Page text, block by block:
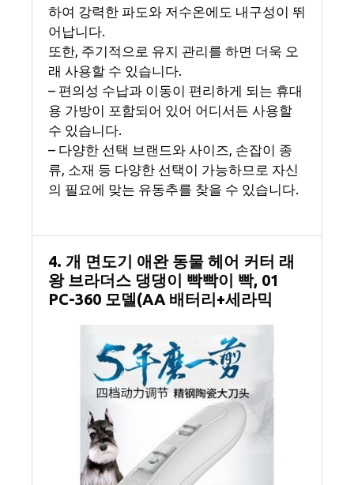
하여 강력한 파도와 저수온에도 내구성이 뛰
어납니다.
또한, 주기적으로 유지 관리를 하면 더욱 오
래 사용할 수 있습니다.
– 편의성 수납과 이동이 편리하게 되는 휴대
용 가방이 포함되어 있어 어디서든 사용할
수 있습니다.
– 다양한 선택 브랜드와 사이즈, 손잡이 종
류, 소재 등 다양한 선택이 가능하므로 자신
의 필요에 맞는 유동추를 찾을 수 있습니다.
4. 개 면도기 애완 동물 헤어 커터 래
왕 브라더스 댕댕이 빡빡이 빡, 01
PC-360 모델(AA 배터리+세라믹